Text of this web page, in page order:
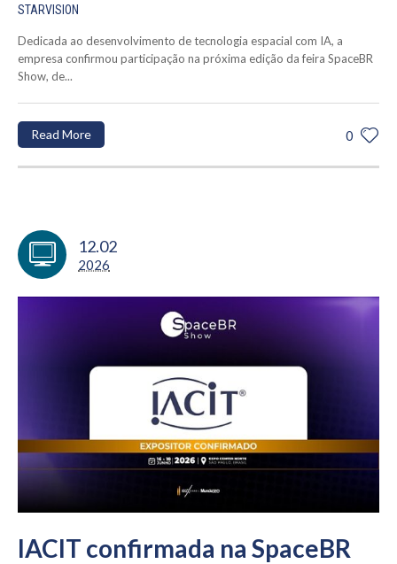
STARVISION
Dedicada ao desenvolvimento de tecnologia espacial com IA, a
empresa confirmou participação na próxima edição da feira SpaceBR
Show, de...
0
Read More
12.02
2026
IACIT confirmada na SpaceBR